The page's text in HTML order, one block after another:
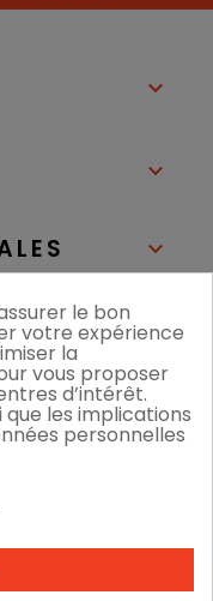




le bon
votre expérience
la
vous proposer
d’intérêt.
les implications
personnelles